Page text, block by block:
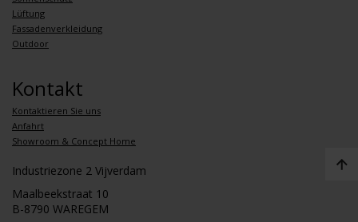
Lüftung
Fassadenverkleidung
Outdoor
Kontakt
Kontaktieren Sie uns
Anfahrt
Showroom & Concept Home
Industriezone 2 Vijverdam
Maalbeekstraat 10
B-8790 WAREGEM